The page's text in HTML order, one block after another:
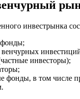
инвестрынка
инвесторы);
фонды, в том числе